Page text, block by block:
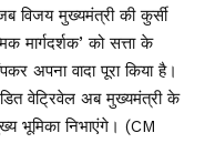
विजय मुख्यमंत्री की कुर्सी
मार्गदर्शक’ को सत्ता के
अपना वादा पूरा किया है।
वेट्रिवेल अब मुख्यमंत्री के
भूमिका निभाएंगे। (CM